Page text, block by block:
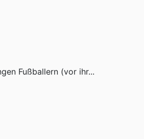
Fußballern (vor ihr...